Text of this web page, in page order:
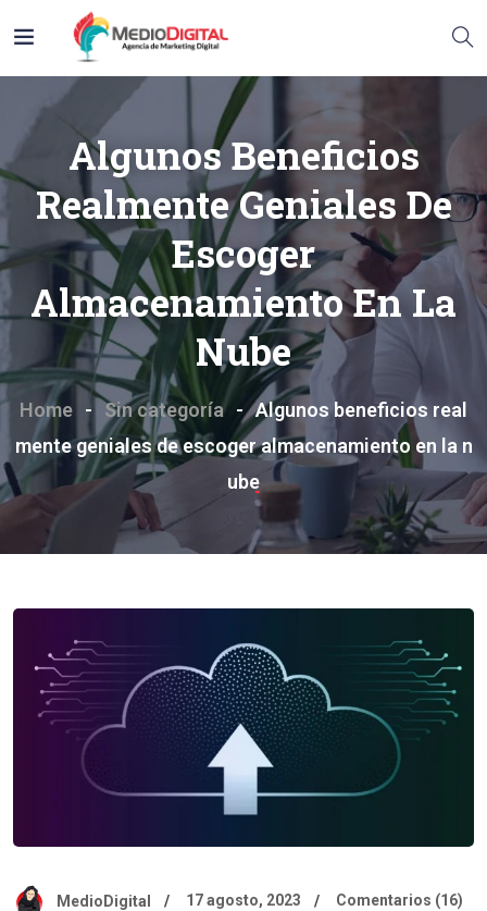
Algunos Beneficios
Realmente Geniales De
Escoger
Almacenamiento En La
Nube
Home Sin categoría
Algunos beneficios real
mente geniales de escoger almacenamiento en la n
ube
MedioDigital 17 agosto, 2023 Comentarios (16)